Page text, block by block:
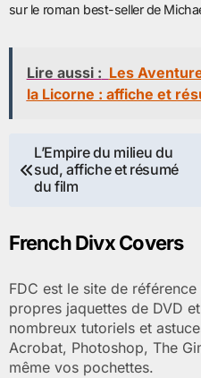
sur le roman best-seller de
Lire aussi : Les
la Licorne : affiche et
Navigation
de
l’article
L’Empire du milieu du
sud, affiche et résumé
du film
French Divx Covers
FDC est le site de
propres jaquettes de DVD
nombreux tutoriels et
Acrobat, Photoshop, The
même vos pochettes.